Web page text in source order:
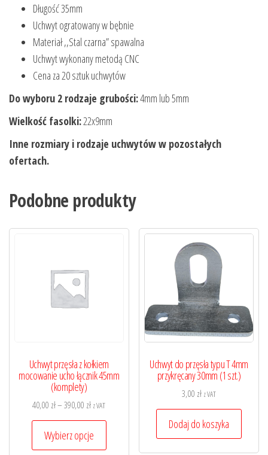
Długość 35mm
Uchwyt ogratowany w bębnie
Materiał ,,Stal czarna” spawalna
Uchwyt wykonany metodą CNC
Cena za 20 sztuk uchwytów
Do wyboru 2 rodzaje grubości:4mm lub 5mm
Wielkość fasolki:22x9mm
Inne rozmiary i rodzaje uchwytów w pozostałych
ofertach.
Podobne produkty
Uchwyt przęsła z kołkiem
mocowanie ucho łącznik 45mm
(komplety)
40,00 zł– 390,00 złZakres
cen:
od
40,00 zł
z VAT
Wybierz opcje
Ten
Uchwyt do przęsła typu T 4mm
przykręcany 30mm (1 szt.)
3,00 zł z VAT
Dodaj do koszyka